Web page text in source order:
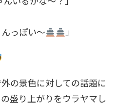
っぽい～
」
の景色に対しての話題に
盛り上がりをウラヤマし